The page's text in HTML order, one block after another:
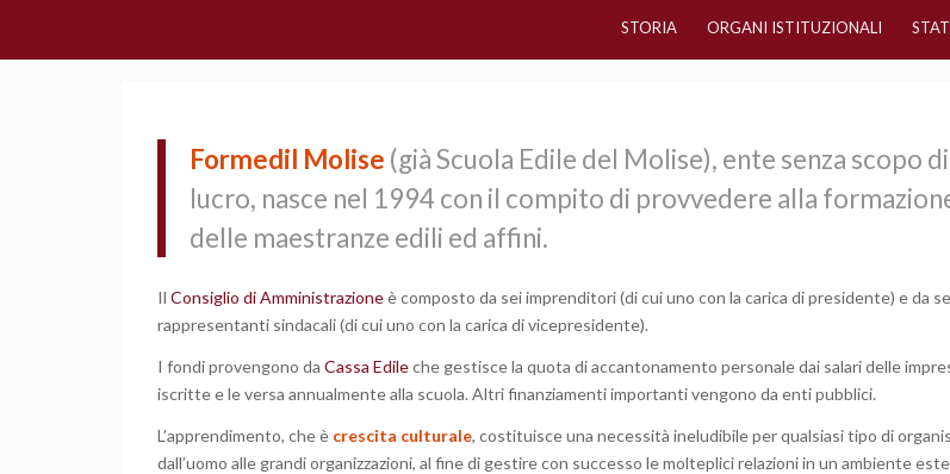
STORIA ORGANI ISTITUZIONALI
Formedil Molise (già Scuola Edile del Molise), ente senza scopo di
lucro, nasce nel 1994 con il compito di provvedere alla
delle maestranze edili ed affini.
Il Consiglio di Amministrazioneè composto da sei imprenditori (di cui uno con la carica di presidente) e da
rappresentanti sindacali (di cui uno con la carica di vicepresidente).
I fondi provengono da Cassa Edileche gestisce la quota di accantonamento personale dai salari delle
iscritte e le versa annualmente alla scuola. Altri finanziamenti importanti vengono da enti pubblici.
L’apprendimento, che è crescita culturale, costituisce una necessità ineludibile per qualsiasi tipo di
dall’uomo alle grandi organizzazioni, al fine di gestire con successo le molteplici relazioni in un ambiente